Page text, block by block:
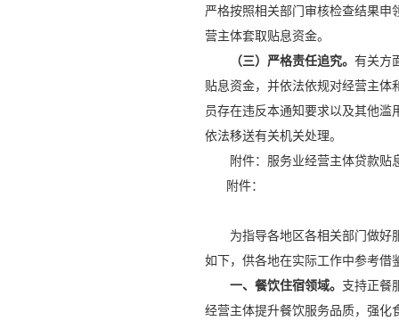
严格按照相关部门审核检查结果
营主体套取贴息资金。
（三）严格责任追究。 有关方
贴息资金，并依法依规对经营主
员存在违反本通知要求以及其他
依法移送有关机关处理。
附件：服务业经营主体贷款贴
附件：
为指导各地区各相关部门做好
如下，供各地在实际工作中参考借
一、餐饮住宿领域。 支持正餐
经营主体提升餐饮服务品质，强